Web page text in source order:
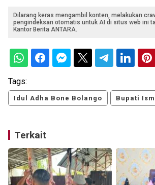
Dilarang keras mengambil konten, melakukan
pengindeksan otomatis untuk AI di situs web ini
Kantor Berita ANTARA.
Tags:
Idul Adha Bone Bolango Bupati
Terkait